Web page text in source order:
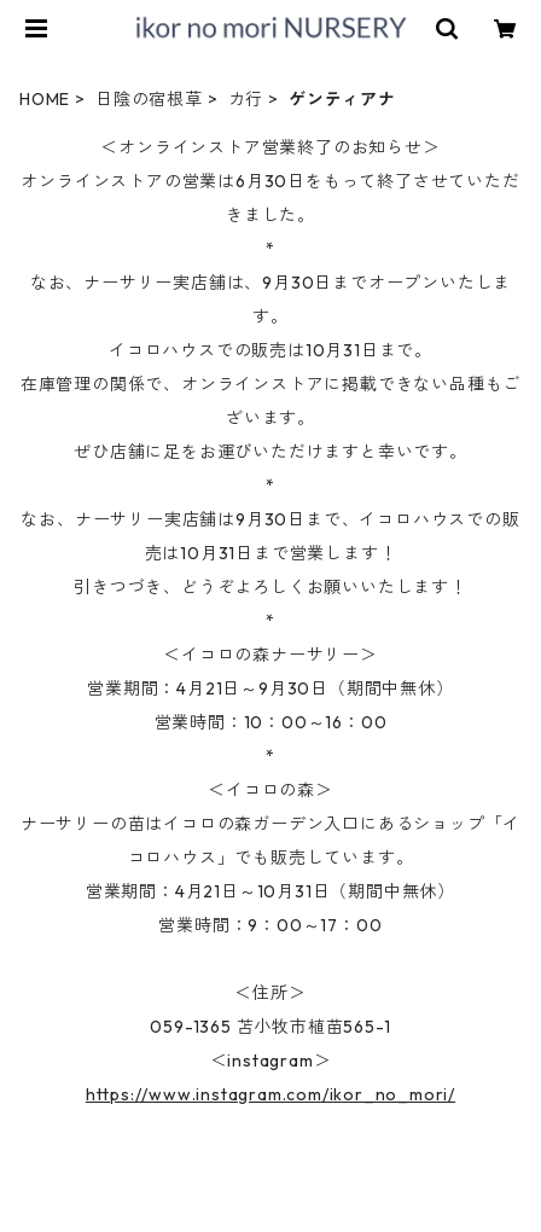
HOME 日陰の宿根草 カ行 ゲンティアナ
＜オンラインストア営業終了のお知らせ＞
オンラインストアの営業は6月30日をもって終了させていただ
きました。
*
なお、ナーサリー実店舗は、9月30日までオープンいたしま
す。
イコロハウスでの販売は10月31日まで。
在庫管理の関係で、オンラインストアに掲載できない品種もご
ざいます。
ぜひ店舗に足をお運びいただけますと幸いです。
*
なお、ナーサリー実店舗は9月30日まで、イコロハウスでの販
売は10月31日まで営業します！
引きつづき、どうぞよろしくお願いいたします！
*
＜イコロの森ナーサリー＞
営業期間：4月21日～9月30日（期間中無休）
営業時間：10：00～16：00
*
＜イコロの森＞
ナーサリーの苗はイコロの森ガーデン入口にあるショップ「イ
コロハウス」でも販売しています。
営業期間：4月21日～10月31日（期間中無休）
営業時間：9：00～17：00
＜住所＞
059-1365 苫小牧市植苗565-1
＜instagram＞
https://www.instagram.com/ikor_no_mori/